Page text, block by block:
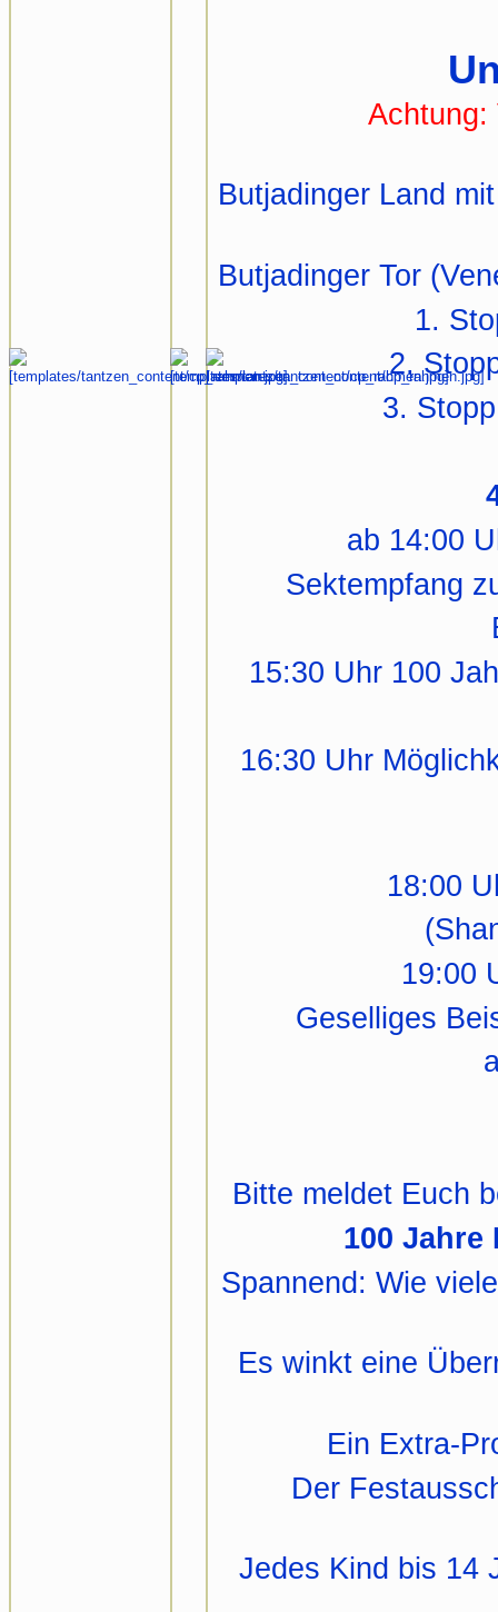
Achtung:
Butjadinger Land
Butjadinger Tor
1.
2.
3.
ab 14:00
Sektempfang
15:30 Uhr 100
16:30 Uhr
18:00
19:00
Geselliges
Bitte meldet Euch
100
Spannend: Wie
Es winkt eine
Ein Extra-
Der
Jedes Kind bis 14